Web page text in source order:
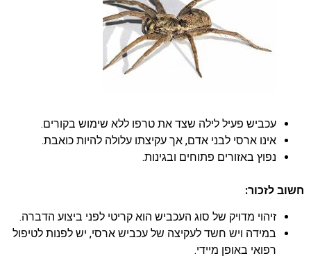
עכביש פעיל לילה שצד את טרפו ללא שימוש בקורים.
אינו ארסי לבני אדם, אך עקיצתו עלולה להיות כואבת.
נפוץ באזורים פתוחים ובגינות.
חשוב לזכור:
זיהוי מדויק של סוג העכביש הוא קריטי לפני ביצוע הדברה.
במידה ויש חשד לעקיצה של עכביש ארסי, יש לפנות לטיפול
רפואי באופן מיידי.